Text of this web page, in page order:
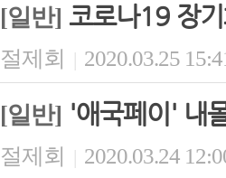
[일반] 코로나19 장
절제회 | 2020.03.25
[일반] '애국페이' 내
절제회 | 2020.03.24